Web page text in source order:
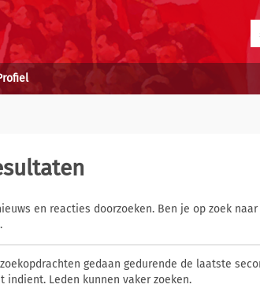
en reacties doorzoeken. Ben je op zoek
.
gedaan gedurende de laatste
indient. Leden kunnen vaker zoeken.